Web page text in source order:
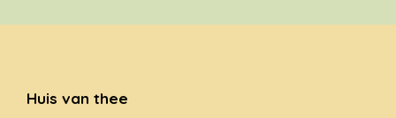
Huis van thee